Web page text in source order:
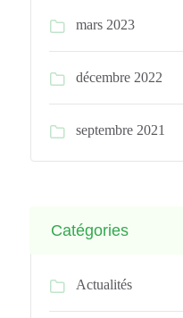
mars 2023
décembre 2022
septembre 2021
Catégories
Actualités